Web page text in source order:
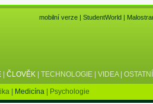
mobilní verze |StudentWorld |
| ČLOVĚK | TECHNOLOGIE | VIDEA| OSTATNÍ
| Medicína | Psychologie